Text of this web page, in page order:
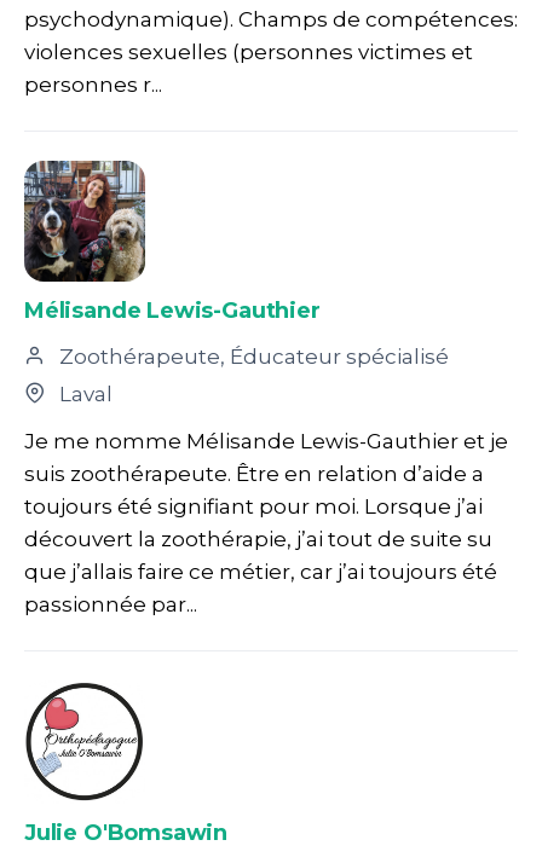
psychodynamique). Champs de compétences:
violences sexuelles (personnes victimes et
personnes r...
Mélisande Lewis-Gauthier
Zoothérapeute, Éducateur spécialisé
Laval
Je me nomme Mélisande Lewis-Gauthier et je
suis zoothérapeute. Être en relation d’aide a
toujours été signifiant pour moi. Lorsque j’ai
découvert la zoothérapie, j’ai tout de suite su
que j’allais faire ce métier, car j’ai toujours été
passionnée par...
Julie O'Bomsawin